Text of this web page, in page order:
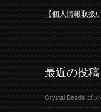
【個人情報取扱
最近の投稿
Crystal Beads ゴ